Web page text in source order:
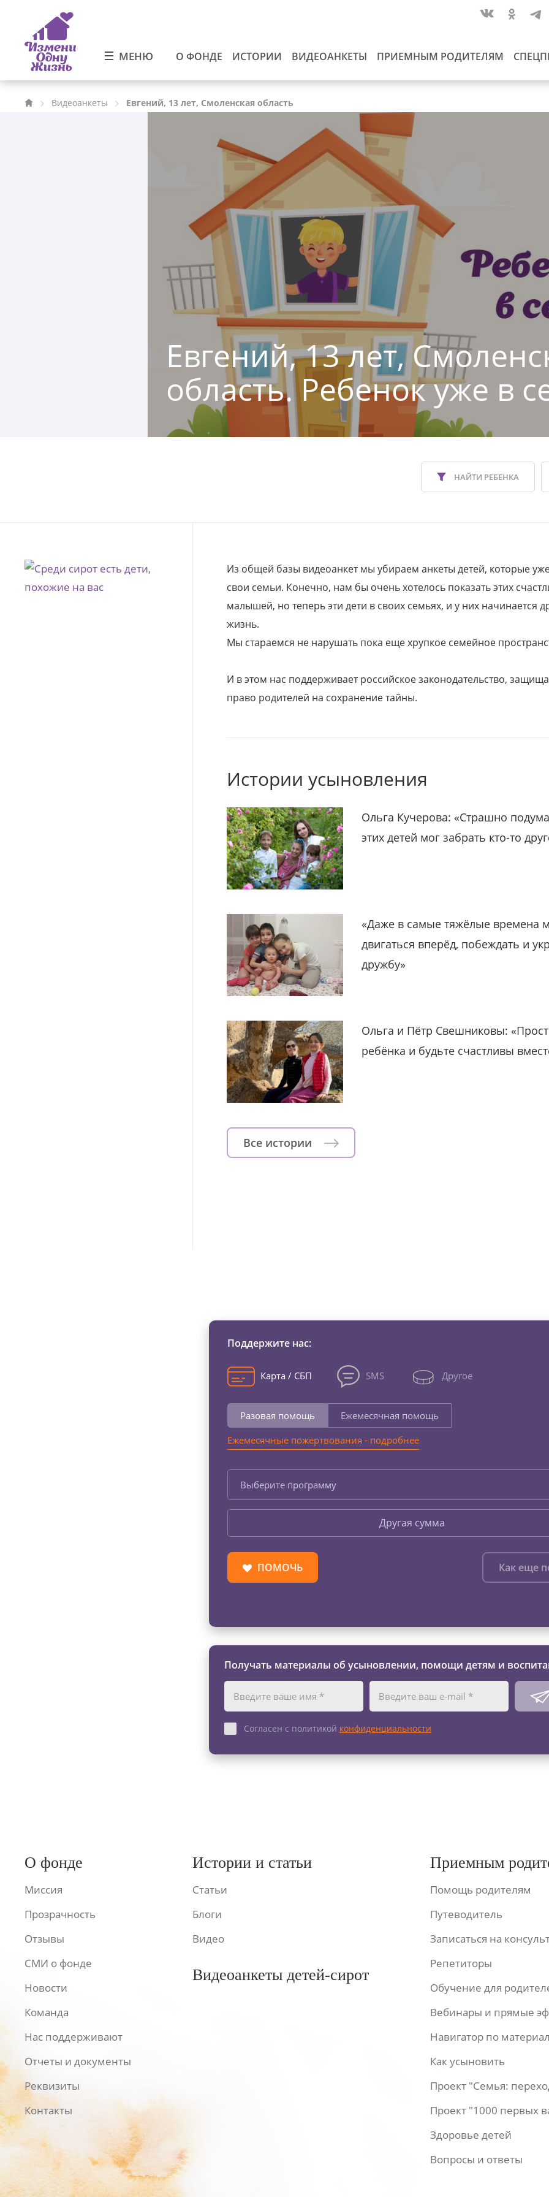
МЕНЮ О ФОНДЕ ИСТОРИИ ВИДЕОАНКЕТЫ ПРИЕМНЫМ РОДИТЕЛЯМ
Видеоанкеты Евгений, 13 лет, Смоленская область
Евгений, 13 лет,
область. Ребенок уже в
НАЙТИ РЕБЕНКА
Из общей базы видеоанкет мы убираем анкеты детей, которые
свои семьи. Конечно, нам бы очень хотелось показать этих
малышей, но теперь эти дети в своих семьях, и у них начинается
жизнь.
Мы стараемся не нарушать пока еще хрупкое семейное
И в этом нас поддерживает российское законодательство,
право родителей на сохранение тайны.
Истории усыновления
Ольга Кучерова: «Страшно
этих детей мог забрать кто-то
«Даже в самые тяжёлые времена
двигаться вперёд, побеждать и
дружбу»
Ольга и Пётр Свешниковы:
ребёнка и будьте счастливы
Все истории
Поддержите нас:
Карта / СБП SMS Другое
Разовая помощь
Ежемесячная помощь
Ежемесячные пожертвования - подробнее
Выберите программу
Другая сумма
ПОМОЧЬ Как еще
Получать материалы об усыновлении, помощи детям и
Согласен с политикой конфиденциальности
О фонде
Миссия
Прозрачность
Отзывы
СМИ о фонде
Новости
Команда
Нас поддерживают
Отчеты и документы
Реквизиты
Контакты
Истории и статьи
Статьи
Блоги
Видео
Видеоанкеты детей-сирот
Приемным
Помощь родителям
Путеводитель
Записаться на
Репетиторы
Обучение для
Вебинары и прямые
Навигатор по
Как усыновить
Проект "Семья:
Проект "1000 первых
Здоровье детей
Вопросы и ответы